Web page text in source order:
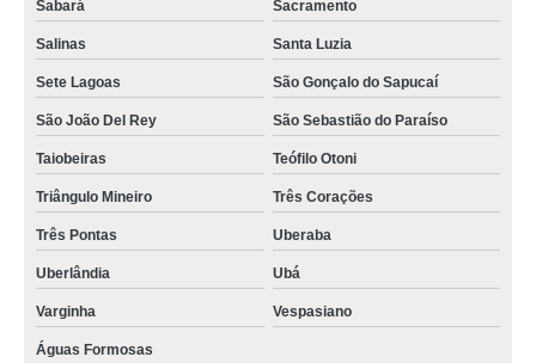
Sabará Sacramento
Salinas Santa Luzia
Sete Lagoas São Gonçalo do Sapucaí
São João Del Rey São Sebastião do Paraíso
Taiobeiras Teófilo Otoni
Triângulo Mineiro Três Corações
Três Pontas Uberaba
Uberlândia Ubá
Varginha Vespasiano
Águas Formosas